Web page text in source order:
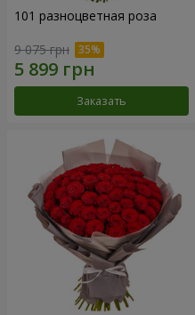
101 разноцветная роза
9 075 грн
Заказать